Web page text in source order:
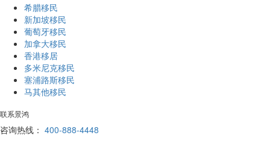
希腊移民
新加坡移民
葡萄牙移民
加拿大移民
香港移居
多米尼克移民
塞浦路斯移民
马其他移民
联系景鸿
咨询热线： 400-888-4448